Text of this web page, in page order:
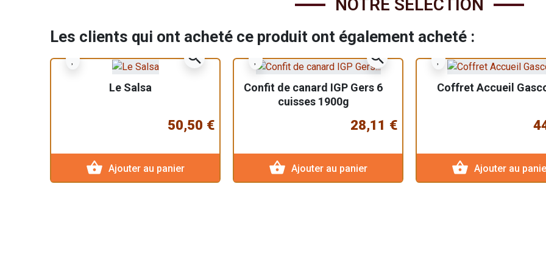
NOTRE SÉLECTION
Les clients qui ont acheté ce produit ont également acheté :
zoom_in
Le Salsa
50,50 €
shopping_basket Ajouter au panier
zoom_in
Confit de canard IGP Gers 6
cuisses 1900g
28,11 €
shopping_basket Ajouter au panier
Coffret Accueil
shopping_basket Ajouter au